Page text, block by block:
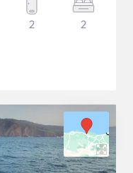
2 2